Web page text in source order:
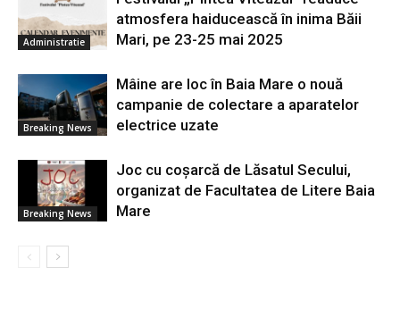
Administratie
atmosfera haiducească în inima Băii
Mari, pe 23-25 mai 2025
Breaking News
Mâine are loc în Baia Mare o nouă
campanie de colectare a aparatelor
electrice uzate
Breaking News
Joc cu coșarcă de Lăsatul Secului,
organizat de Facultatea de Litere Baia
Mare